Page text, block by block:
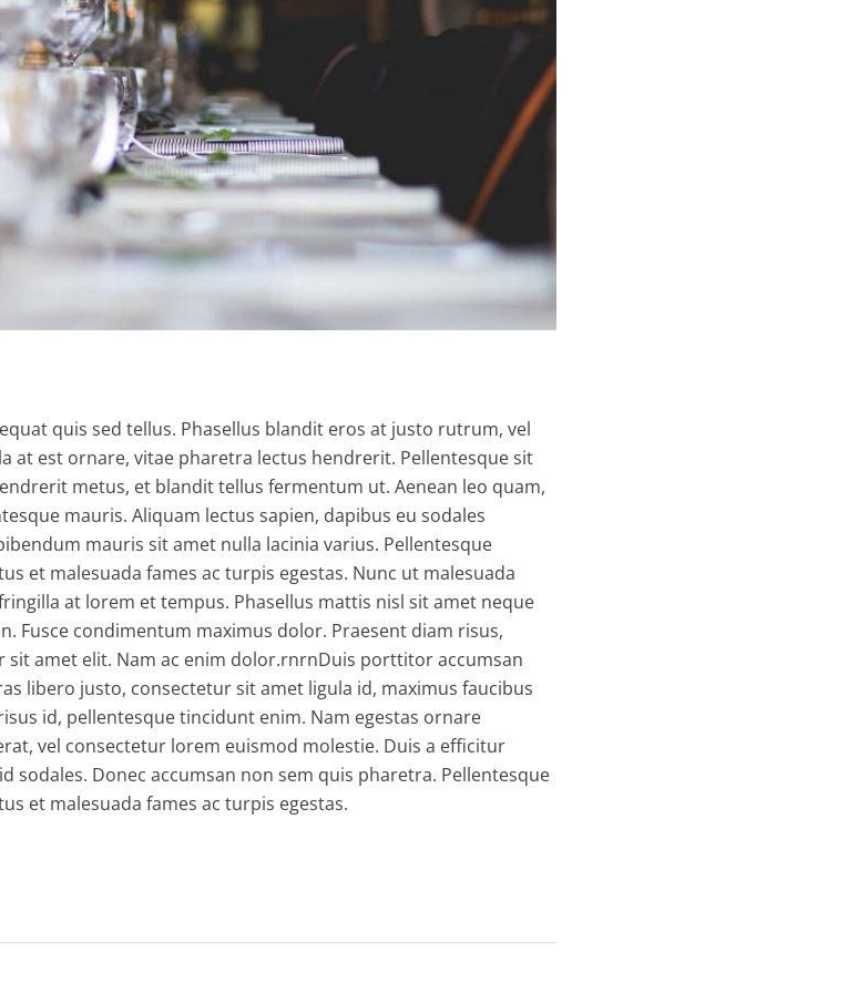
quis sed tellus. Phasellus blandit eros at justo rutrum, vel
at est ornare, vitae pharetra lectus hendrerit. Pellentesque sit
metus, et blandit tellus fermentum ut. Aenean leo quam,
mauris. Aliquam lectus sapien, dapibus eu sodales
mauris sit amet nulla lacinia varius. Pellentesque
et malesuada fames ac turpis egestas. Nunc ut malesuada
at lorem et tempus. Phasellus mattis nisl sit amet neque
Fusce condimentum maximus dolor. Praesent diam risus,
amet elit. Nam ac enim dolor.rnrnDuis porttitor accumsan
libero justo, consectetur sit amet ligula id, maximus faucibus
id, pellentesque tincidunt enim. Nam egestas ornare
vel consectetur lorem euismod molestie. Duis a efficitur
sodales. Donec accumsan non sem quis pharetra. Pellentesque
et malesuada fames ac turpis egestas.